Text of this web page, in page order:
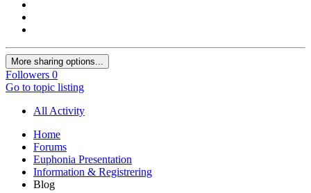
More sharing options...
Followers 0
Go to topic listing
All Activity
Home
Forums
Euphonia Presentation
Information & Registrering
Blog